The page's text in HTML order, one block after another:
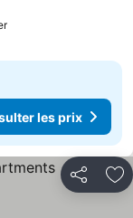
les prix
Partager